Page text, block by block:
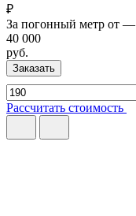
₽
За погонный метр от —
40 000
руб.
Заказать
Рассчитать стоимость